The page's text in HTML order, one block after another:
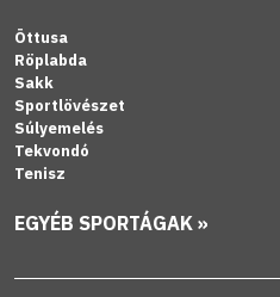
Öttusa
Röplabda
Sakk
Sportlövészet
Súlyemelés
Tekvondó
Tenisz
EGYÉB SPORTÁGAK »